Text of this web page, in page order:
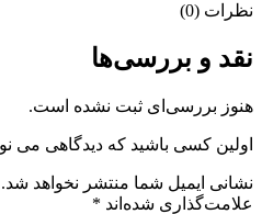
نظرات (0)
نقد و بررسی‌ها
هنوز بررسی‌ای ثبت نشده است.
اولین کسی باشید که دیدگاهی می نویسد
نشانی ایمیل شما منتشر نخواهد شد.
علامت‌گذاری شده‌اند *